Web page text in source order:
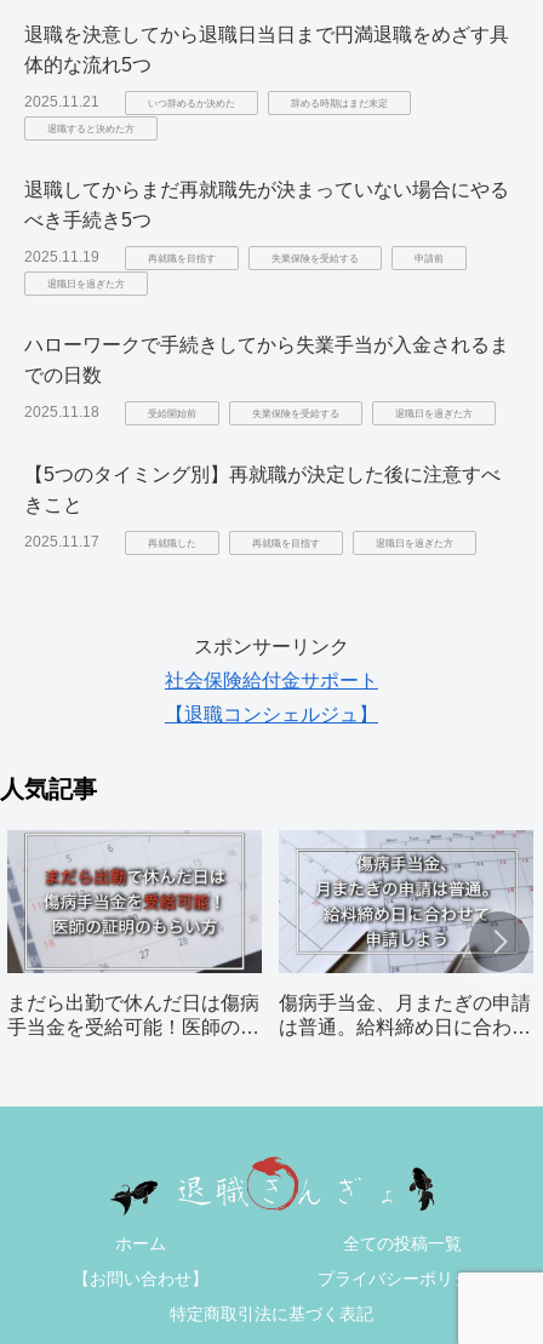
退職を決意してから退職日当日まで円満退職をめざす具
体的な流れ5つ
2025.11.21 いつ辞めるか決めた 辞める時期はまだ未定
退職すると決めた方
退職してからまだ再就職先が決まっていない場合にやる
べき手続き5つ
2025.11.19 再就職を目指す 失業保険を受給する 申請前
退職日を過ぎた方
ハローワークで手続きしてから失業手当が入金されるま
での日数
2025.11.18 受給開始前 失業保険を受給する 退職日を過ぎた方
【5つのタイミング別】再就職が決定した後に注意すべ
きこと
2025.11.17 再就職した 再就職を目指す 退職日を過ぎた方
スポンサーリンク
社会保険給付金サポート
【退職コンシェルジュ】
人気記事
まだら出勤で休んだ日は傷病
手当金を受給可能！医師の証
傷病手当金、月またぎの申請
は普通。給料締め日に合わせ
ホーム
全ての投稿一覧
【お問い合わせ】
プライバシーポリシー
特定商取引法に基づく表記